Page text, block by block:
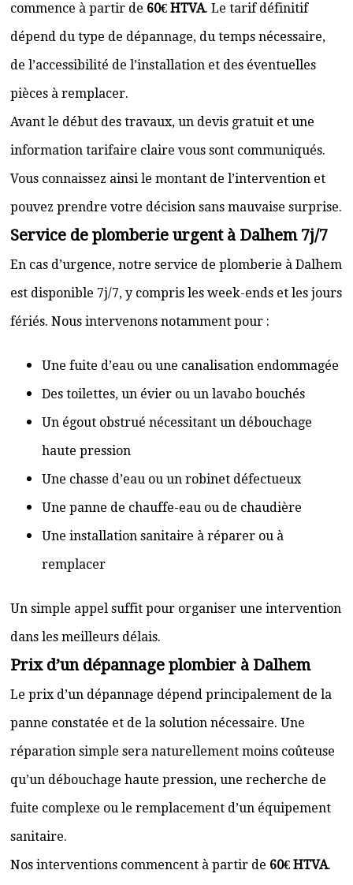
commence à partir de 60€ HTVA. Le tarif définitif
dépend du type de dépannage, du temps nécessaire,
de l’accessibilité de l’installation et des éventuelles
pièces à remplacer.
Avant le début des travaux, un devis gratuit et une
information tarifaire claire vous sont communiqués.
Vous connaissez ainsi le montant de l’intervention et
pouvez prendre votre décision sans mauvaise surprise.
Service de plomberie urgent à Dalhem 7j/7
En cas d’urgence, notre service de plomberie à Dalhem
est disponible 7j/7, y compris les week-ends et les jours
fériés. Nous intervenons notamment pour :
Une fuite d’eau ou une canalisation endommagée
Des toilettes, un évier ou un lavabo bouchés
Un égout obstrué nécessitant un débouchage
haute pression
Une chasse d’eau ou un robinet défectueux
Une panne de chauffe-eau ou de chaudière
Une installation sanitaire à réparer ou à
remplacer
Un simple appel suffit pour organiser une intervention
dans les meilleurs délais.
Prix d’un dépannage plombier à Dalhem
Le prix d’un dépannage dépend principalement de la
panne constatée et de la solution nécessaire. Une
réparation simple sera naturellement moins coûteuse
qu’un débouchage haute pression, une recherche de
fuite complexe ou le remplacement d’un équipement
sanitaire.
Nos interventions commencent à partir de 60€ HTVA.